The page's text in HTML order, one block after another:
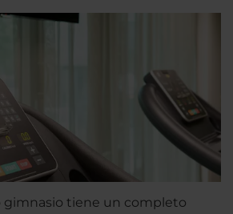
gimnasio tiene un completo